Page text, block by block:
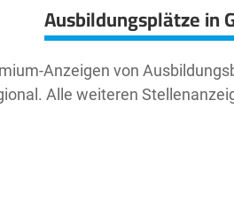
Ausbildungsplätze in
Anzeigen von
Alle weiteren